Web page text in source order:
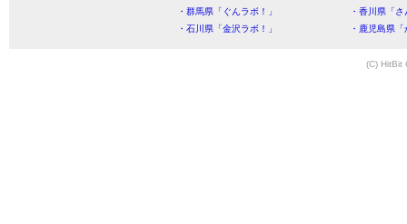
・群馬県「ぐんラボ！」
・香川県「
・石川県「金沢ラボ！」
・鹿児島県
(C) HitBit